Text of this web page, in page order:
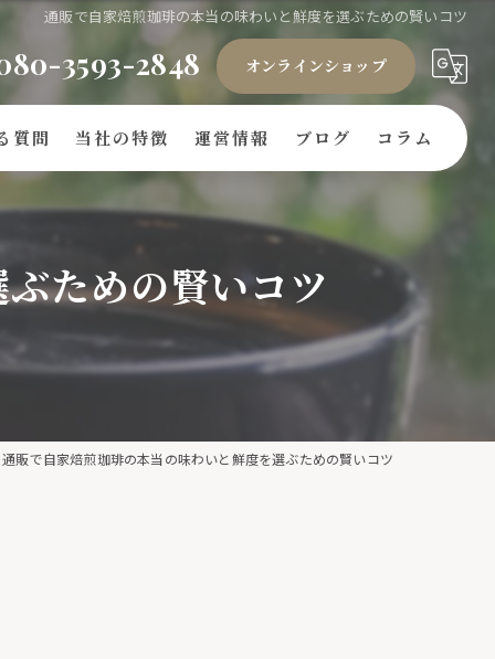
通販で自家焙煎珈琲の本当の味わいと鮮度を選ぶための賢いコツ
3593-2848 オンラインショップ
質問 当社の特徴
ギフト
豆
自家焙煎
運営情報 ブログ コラム
ための賢いコツ
通販で自家焙煎珈琲の本当の味わいと鮮度を選ぶための賢いコツ